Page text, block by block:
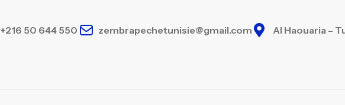
+216 50 644 550 zembrapechetunisie@gmail.com Al Haouaria –